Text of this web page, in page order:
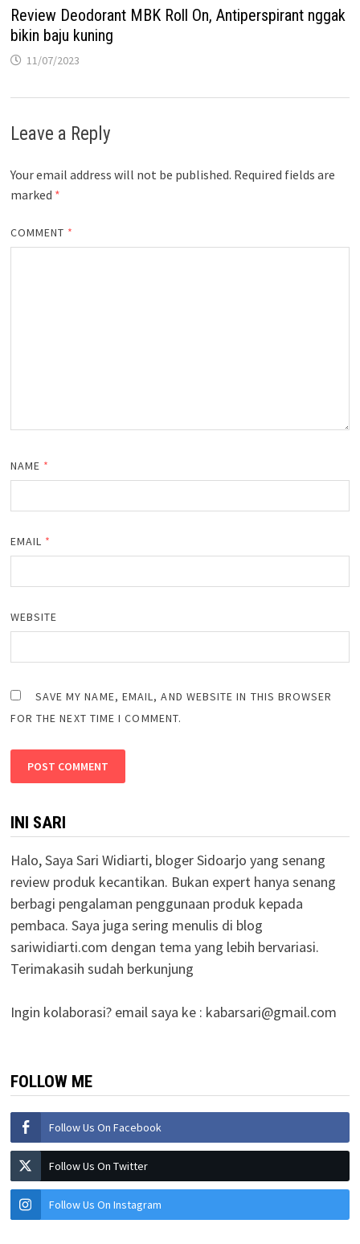
Review Deodorant MBK Roll On, Antiperspirant nggak
bikin baju kuning
11/07/2023
Leave a Reply
Your email address will not be published. Required fields are
marked *
COMMENT *
NAME *
EMAIL *
WEBSITE
SAVE MY NAME, EMAIL, AND WEBSITE IN THIS BROWSER
FOR THE NEXT TIME I COMMENT.
INI SARI
Halo, Saya Sari Widiarti, bloger Sidoarjo yang senang
review produk kecantikan. Bukan expert hanya senang
berbagi pengalaman penggunaan produk kepada
pembaca. Saya juga sering menulis di blog
sariwidiarti.com dengan tema yang lebih bervariasi.
Terimakasih sudah berkunjung
Ingin kolaborasi? email saya ke : kabarsari@gmail.com
FOLLOW ME
Follow Us On Facebook
Follow Us On Twitter
Follow Us On Instagram